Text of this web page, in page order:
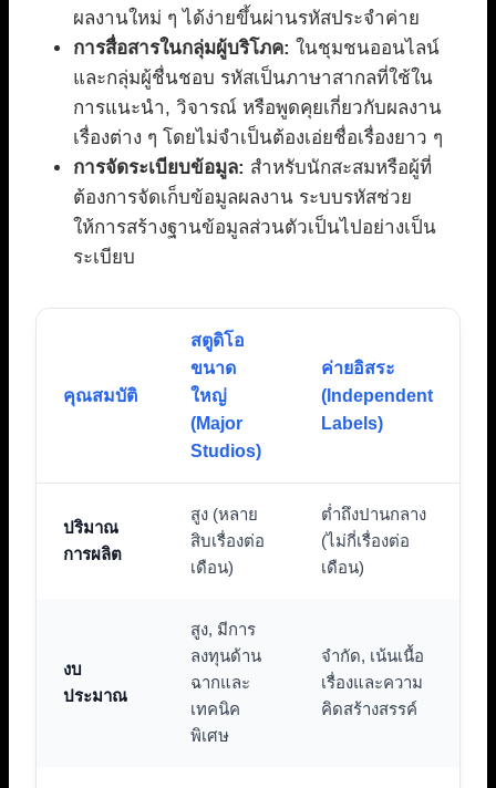
ผลงานใหม่ ๆ ได้ง่ายขึ้นผ่านรหัสประจำค่าย
การสื่อสารในกลุ่มผู้บริโภค: ในชุมชนออนไลน์
และกลุ่มผู้ชื่นชอบ รหัสเป็นภาษาสากลที่ใช้ใน
การแนะนำ, วิจารณ์ หรือพูดคุยเกี่ยวกับผลงาน
เรื่องต่าง ๆ โดยไม่จำเป็นต้องเอ่ยชื่อเรื่องยาว ๆ
การจัดระเบียบข้อมูล: สำหรับนักสะสมหรือผู้ที่
ต้องการจัดเก็บข้อมูลผลงาน ระบบรหัสช่วย
ให้การสร้างฐานข้อมูลส่วนตัวเป็นไปอย่างเป็น
ระเบียบ
คุณสมบัติ
สตูดิโอ
ขนาด
ใหญ่
(Major
Studios)
ค่ายอิสระ
(Independent
Labels)
ปริมาณ
การผลิต
สูง (หลาย
สิบเรื่องต่อ
เดือน)
ต่ำถึงปานกลาง
(ไม่กี่เรื่องต่อ
เดือน)
งบ
ประมาณ
สูง, มีการ
ลงทุนด้าน
ฉากและ
เทคนิค
พิเศษ
จำกัด, เน้นเนื้อ
เรื่องและความ
คิดสร้างสรรค์